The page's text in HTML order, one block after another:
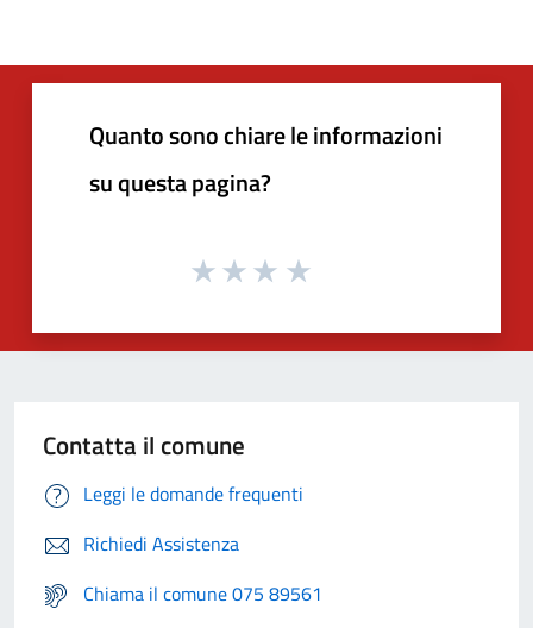
Quanto sono chiare le informazioni
su questa pagina?
Contatta il comune
Leggi le domande frequenti
Richiedi Assistenza
Chiama il comune 075 89561